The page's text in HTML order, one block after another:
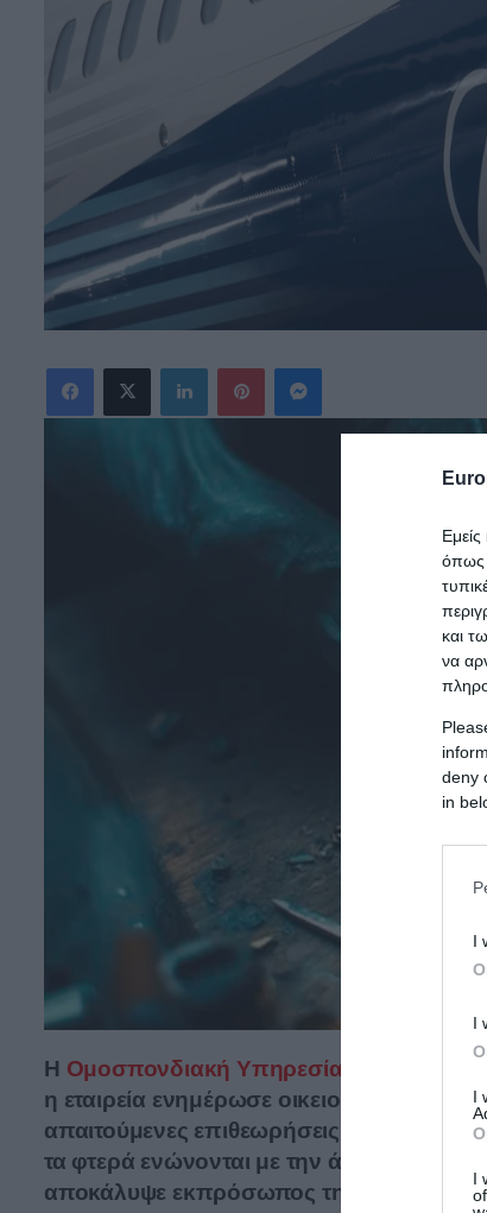
όπως
και
να
deny
in
I
I
I
I
X
Η Ομοσπονδιακή Υπηρεσία Αεροπορίας
η εταιρεία ενημέρωσε οικειοθελώς την
απαιτούμενες επιθεωρήσεις για να
τα φτερά ενώνονται με την άτρακτο σε
αποκάλυψε εκπρόσωπος της